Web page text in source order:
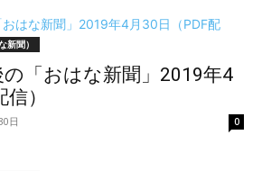
新聞）
「おはな新聞」2019年4
）
日 0